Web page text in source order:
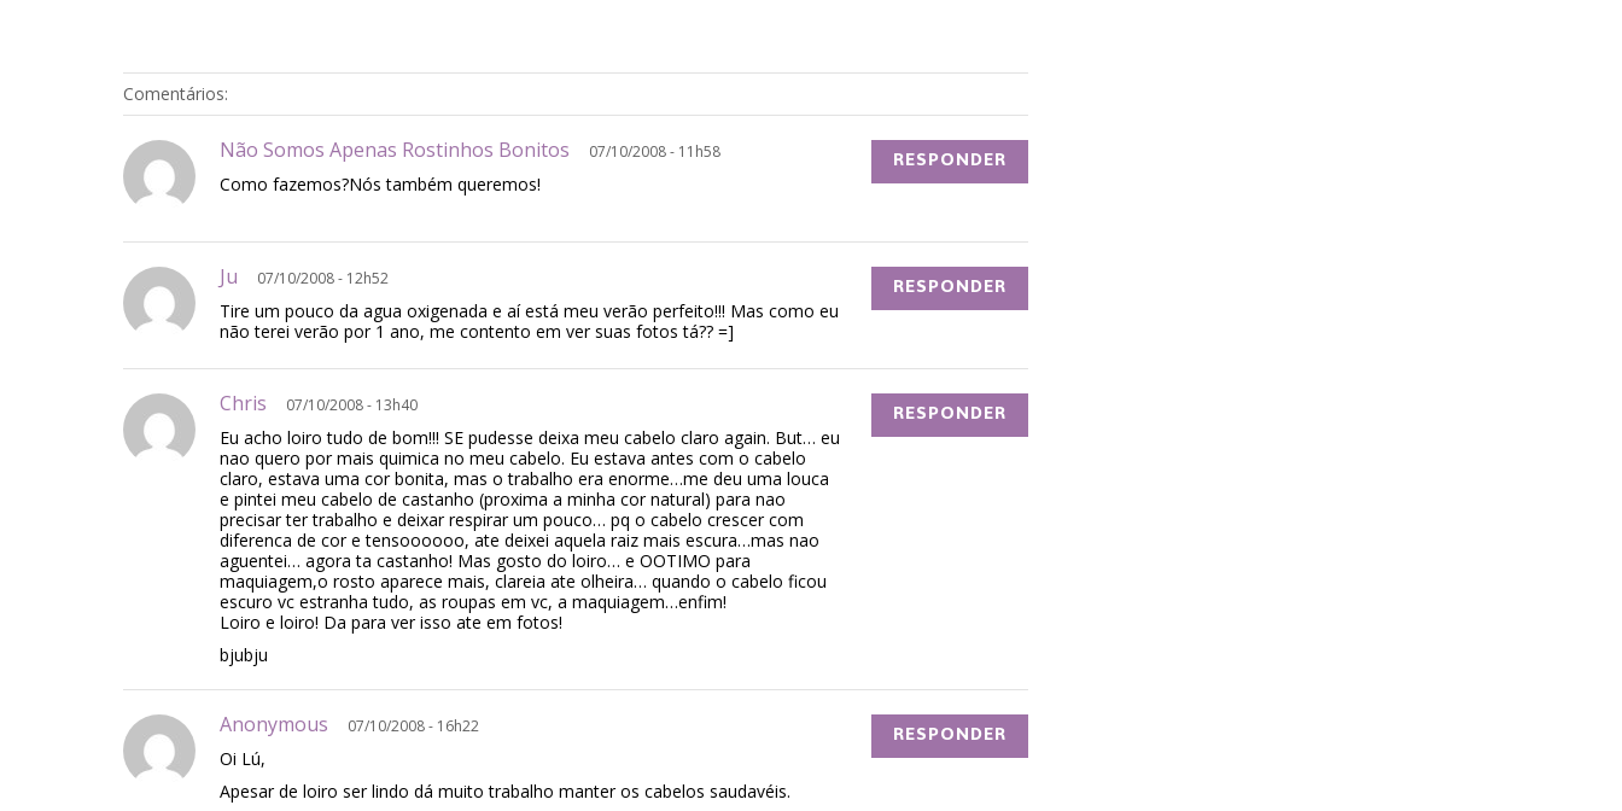
Comentários:
Não Somos Apenas Rostinhos Bonitos 07/10/2008 - 11h58
Como fazemos?Nós também queremos!
RESPONDER
Ju 07/10/2008 - 12h52
Tire um pouco da agua oxigenada e aí está meu verão perfeito!!! Mas como eu
não terei verão por 1 ano, me contento em ver suas fotos tá?? =]
RESPONDER
Chris 07/10/2008 - 13h40
Eu acho loiro tudo de bom!!! SE pudesse deixa meu cabelo claro again. But… eu
nao quero por mais quimica no meu cabelo. Eu estava antes com o cabelo
claro, estava uma cor bonita, mas o trabalho era enorme…me deu uma louca
e pintei meu cabelo de castanho (proxima a minha cor natural) para nao
precisar ter trabalho e deixar respirar um pouco… pq o cabelo crescer com
diferenca de cor e tensoooooo, ate deixei aquela raiz mais escura…mas nao
aguentei… agora ta castanho! Mas gosto do loiro… e OOTIMO para
maquiagem,o rosto aparece mais, clareia ate olheira… quando o cabelo ficou
escuro vc estranha tudo, as roupas em vc, a maquiagem…enfim!
Loiro e loiro! Da para ver isso ate em fotos!
bjubju
RESPONDER
Anonymous 07/10/2008 - 16h22
Oi Lú,
Apesar de loiro ser lindo dá muito trabalho manter os cabelos saudavéis.
RESPONDER